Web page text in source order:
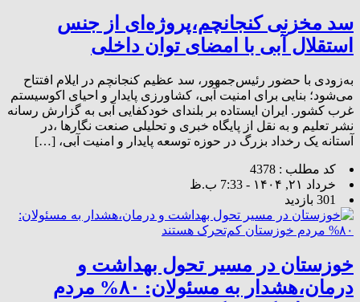
سد مخزنی کنجانچم،پروژه‌ای از جنس
استقلال آبی با امضای توان داخلی
به‌زودی با حضور رئیس‌جمهور، سد عظیم کنجانچم در ایلام افتتاح
می‌شود؛ بنایی برای امنیت آبی، کشاورزی پایدار و احیای اکوسیستم
غرب کشور. ایران ایستاده بر بلندای خودکفایی آبی به گزارش رسانه
نشر تعلیم و به نقل از پایگاه خبری و تحلیلی صنعت نگارها ،در
آستانه یک رخداد بزرگ در حوزه توسعه پایدار و امنیت آبی، […]
کد مطلب : 4378
خرداد ۲۱, ۱۴۰۴ - 7:33 ب.ظ
301 بازدید
خوزستان در مسیر تحول بهداشت و
درمان،هشدار به مسئولان: ۸۰% مردم